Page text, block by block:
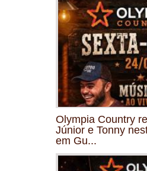
Olympia Country
Júnior e Tonny
em Gu...